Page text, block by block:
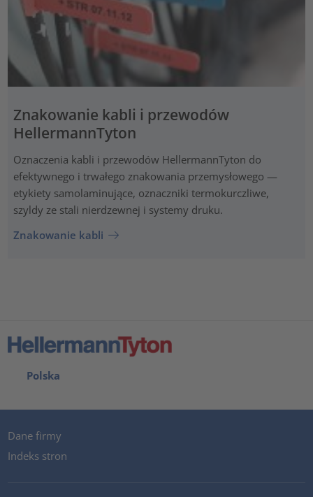
Znakowanie kabli i przewodów
HellermannTyton
Oznaczenia kabli i przewodów HellermannTyton do
efektywnego i trwałego znakowania przemysłowego —
etykiety samolaminujące, oznaczniki termokurczliwe,
szyldy ze stali nierdzewnej i systemy druku.
Znakowanie kabli
Polska
Dane firmy
Indeks stron